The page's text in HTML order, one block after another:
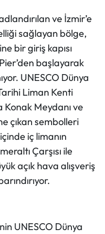
ve İzmir’e
sağlayan bölge,
bir giriş kapısı
başlayarak
UNESCO Dünya
Liman Kenti
Konak Meydanı ve
çıkan sembolleri
iç limanın
Çarşısı ile
açık hava alışveriş
UNESCO Dünya